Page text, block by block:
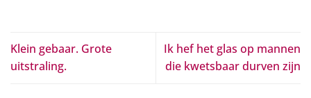
Klein gebaar. Grote
uitstraling.
Ik hef het glas op mannen
die kwetsbaar durven zijn